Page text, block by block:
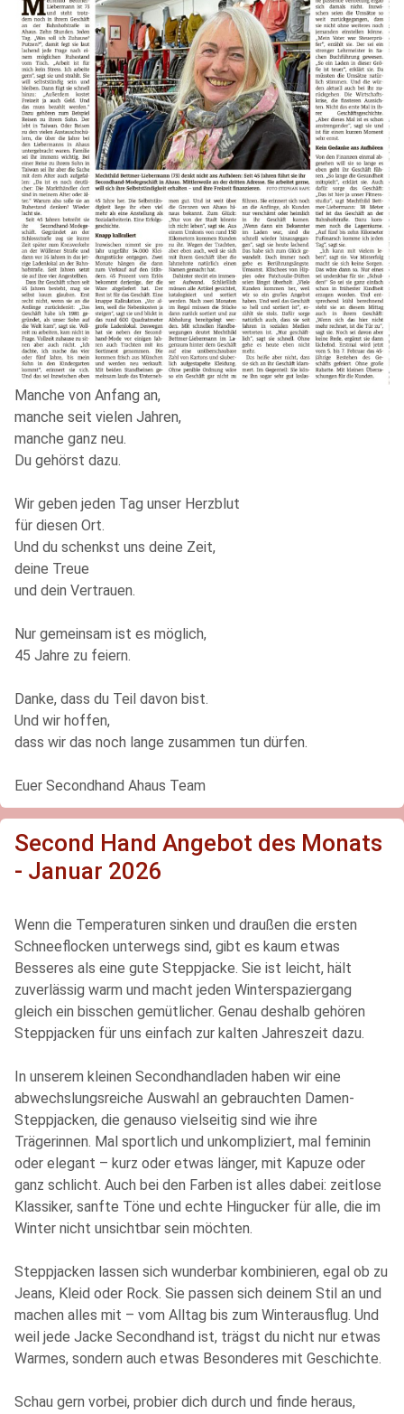
Manche von Anfang an,
manche seit vielen Jahren,
manche ganz neu.
Du gehörst dazu.
Wir geben jeden Tag unser Herzblut
für diesen Ort.
Und du schenkst uns deine Zeit,
deine Treue
und dein Vertrauen.
Nur gemeinsam ist es möglich,
45 Jahre zu feiern.
Danke, dass du Teil davon bist.
Und wir hoffen,
dass wir das noch lange zusammen tun dürfen.
Euer Secondhand Ahaus Team
Second Hand Angebot des Monats
- Januar 2026
Wenn die Temperaturen sinken und draußen die ersten
Schneeflocken unterwegs sind, gibt es kaum etwas
Besseres als eine gute Steppjacke. Sie ist leicht, hält
zuverlässig warm und macht jeden Winterspaziergang
gleich ein bisschen gemütlicher. Genau deshalb gehören
Steppjacken für uns einfach zur kalten Jahreszeit dazu.
In unserem kleinen Secondhandladen haben wir eine
abwechslungsreiche Auswahl an gebrauchten Damen-
Steppjacken, die genauso vielseitig sind wie ihre
Trägerinnen. Mal sportlich und unkompliziert, mal feminin
oder elegant – kurz oder etwas länger, mit Kapuze oder
ganz schlicht. Auch bei den Farben ist alles dabei: zeitlose
Klassiker, sanfte Töne und echte Hingucker für alle, die im
Winter nicht unsichtbar sein möchten.
Steppjacken lassen sich wunderbar kombinieren, egal ob zu
Jeans, Kleid oder Rock. Sie passen sich deinem Stil an und
machen alles mit – vom Alltag bis zum Winterausflug. Und
weil jede Jacke Secondhand ist, trägst du nicht nur etwas
Warmes, sondern auch etwas Besonderes mit Geschichte.
Schau gern vorbei, probier dich durch und finde heraus,